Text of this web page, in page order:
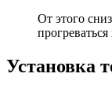
От этого
Установка